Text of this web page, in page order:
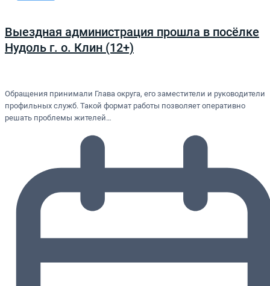
Выездная администрация прошла в посёлке
Нудоль г. о. Клин (12+)
Обращения принимали Глава округа, его заместители и руководители
профильных служб. Такой формат работы позволяет оперативно
решать проблемы жителей…